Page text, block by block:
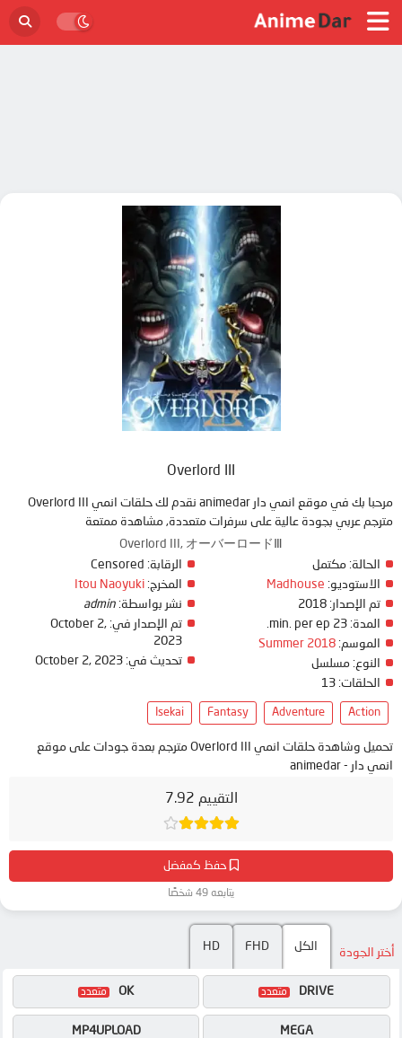
التقييم 7.92
حفظ كمفضل
يتابعه 49 شخصًا
Overlord III
مرحبا بك في موقع انمي دار animedar نقدم لك حلقات انمي Overlord III
مترجم عربي بجودة عالية على سرفرات متعددة, مشاهدة ممتعة
Overlord III, オーバーロードⅢ
الحالة: مكتمل
الاستوديو: Madhouse
تم الإصدار:
المدة:
الموسم: Summer 2018
النوع: مسلسل
الحلقات:
الرقابة:
المخرج: Itou Naoyuki
نشر بواسطة: admin
تم الإصدار في: October 2,
2023
تحديث في: October 2, 2023
Action
Adventure
Fantasy
Isekai
تحميل وشاهدة حلقات انمي Overlord III مترجم بعدة جودات على موقع
انمي دار - animedar
أختر الجودة الكل FHD
HD
OK
MP4UPLOAD MEGA
DRIVE